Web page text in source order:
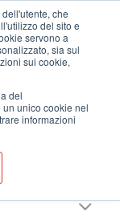
che
del sito e
servono a
sia sul
sui cookie,
del
unico cookie nel
informazioni
web !